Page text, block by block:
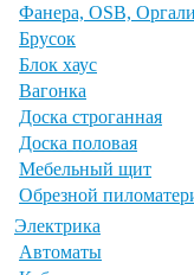
Фанера, OSB,
Брусок
Блок хаус
Вагонка
Доска строганная
Доска половая
Мебельный щит
Обрезной
Электрика
Автоматы